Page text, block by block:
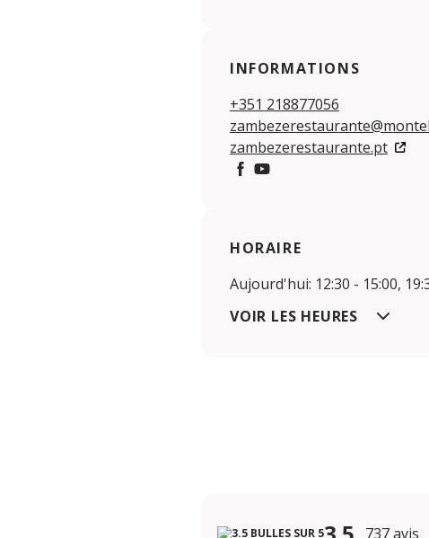
INFORMATIONS
+351 218877056
zambezerestaurante.pt
HORAIRE
Aujourd'hui: 12:30 - 15:00,
VOIR LES HEURES
737 avis